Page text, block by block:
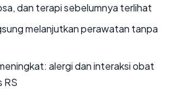
dan terapi sebelumnya terlihat
melanjutkan perawatan tanpa
alergi dan interaksi obat
RS